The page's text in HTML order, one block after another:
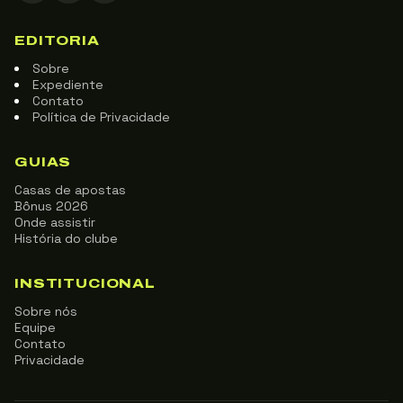
EDITORIA
Sobre
Expediente
Contato
Política de Privacidade
GUIAS
Casas de apostas
Bônus 2026
Onde assistir
História do clube
INSTITUCIONAL
Sobre nós
Equipe
Contato
Privacidade